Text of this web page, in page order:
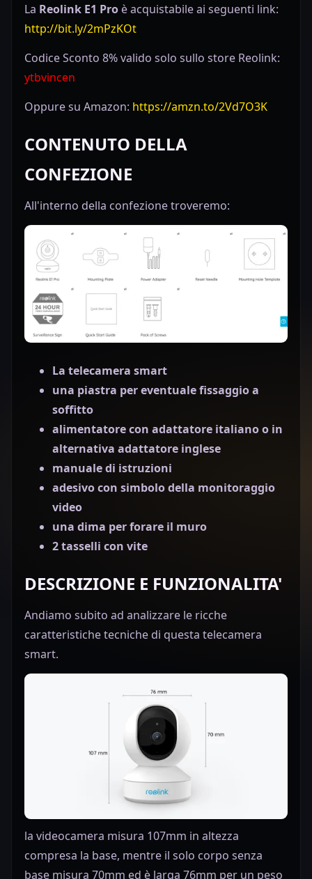
La Reolink E1 Pro è acquistabile ai seguenti link:
http://bit.ly/2mPzKOt
Codice Sconto 8% valido solo sullo store Reolink:
ytbvincen
Oppure su Amazon: https://amzn.to/2Vd7O3K
CONTENUTO DELLA
CONFEZIONE
All'interno della confezione troveremo:
La telecamera smart
una piastra per eventuale fissaggio a
soffitto
alimentatore con adattatore italiano o in
alternativa adattatore inglese
manuale di istruzioni
adesivo con simbolo della monitoraggio
video
una dima per forare il muro
2 tasselli con vite
DESCRIZIONE E FUNZIONALITA'
Andiamo subito ad analizzare le ricche
caratteristiche tecniche di questa telecamera
smart.
la videocamera misura 107mm in altezza
compresa la base, mentre il solo corpo senza
base misura 70mm ed è larga 76mm per un peso